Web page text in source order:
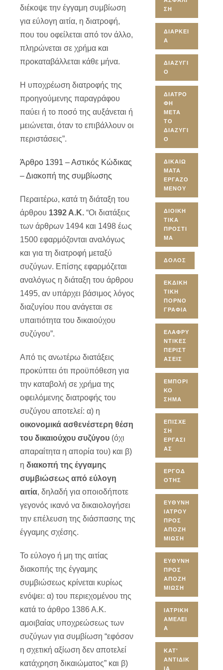
διέκοψε την έγγαμη συμβίωση
για εύλογη αιτία, η διατροφή,
που του οφείλεται από τον άλλο,
πληρώνεται σε χρήμα και
προκαταβάλλεται κάθε μήνα.
Η υποχρέωση διατροφής της
προηγούμενης παραγράφου
παύει ή το ποσό της αυξάνεται ή
μειώνεται, όταν το επιβάλλουν οι
περιστάσεις”.
Άρθρο 1391 – Αστικός Κώδικας
– Διακοπή της συμβίωσης
Περαιτέρω, κατά τη διάταξη του
άρθρου 1392 Α.Κ. “Οι διατάξεις
των άρθρων 1494 και 1498 έως
1500 εφαρμόζονται αναλόγως
και για τη διατροφή μεταξύ
συζύγων. Επίσης εφαρμόζεται
αναλόγως η διάταξη του άρθρου
1495, αν υπάρχει βάσιμος λόγος
διαζυγίου που ανάγεται σε
υπαιτιότητα του δικαιούχου
συζύγου”.
Από τις ανωτέρω διατάξεις
προκύπτει ότι προϋπόθεση για
την καταβολή σε χρήμα της
οφειλόμενης διατροφής του
συζύγου αποτελεί: α) η
οικονομικά ασθενέστερη θέση
του δικαιούχου συζύγου (όχι
απαραίτητα η απορία του) και β)
η διακοπή της έγγαμης
συμβιώσεως από εύλογη
αιτία, δηλαδή για οποιοδήποτε
γεγονός ικανό να δικαιολογήσει
την επέλευση της διάσπασης της
έγγαμης σχέσης.
Το εύλογο ή μη της αιτίας
διακοπής της έγγαμης
συμβιώσεως κρίνεται κυρίως
ενόψει: α) του περιεχομένου της
κατά το άρθρο 1386 Α.Κ.
αμοιβαίας υποχρεώσεως των
συζύγων για συμβίωση “εφόσον
η σχετική αξίωση δεν αποτελεί
κατάχρηση δικαιώματος” και β)
ΣΗ
ΔΙΆΡΚΕΙ
Α
ΔΙΑΖΎΓΙ
Ο
ΔΙΑΤΡΟ
ΦΉ
ΜΕΤΆ
ΤΟ
ΔΙΑΖΎΓΙ
Ο
ΔΙΚΑΙΏ
ΜΑΤΑ
ΕΡΓΑΖΟ
ΜΈΝΟΥ
ΔΙΟΙΚΗ
ΤΙΚΆ
ΠΡΌΣΤΙ
ΜΑ
ΔΌΛΟΣ
ΕΚΔΙΚΗ
ΤΙΚΉ
ΠΟΡΝΟ
ΓΡΑΦΊΑ
ΕΛΑΦΡΥ
ΝΤΙΚΈΣ
ΠΕΡΙΣΤ
ΆΣΕΙΣ
ΕΜΠΟΡΙ
ΚΌ
ΣΉΜΑ
ΕΠΊΣΧΕ
ΣΗ
ΕΡΓΑΣΊ
ΑΣ
ΕΡΓΟΔ
ΌΤΗΣ
ΕΥΘΎΝΗ
ΙΑΤΡΟΎ
ΠΡΟΣ
ΑΠΟΖΗ
ΜΊΩΣΗ
ΕΥΘΎΝΗ
ΠΡΟΣ
ΑΠΟΖΗ
ΜΊΩΣΗ
ΙΑΤΡΙΚΉ
ΑΜΈΛΕΙ
Α
ΚΑΤ'
ΑΝΤΙΔΙΚ
ΊΑ